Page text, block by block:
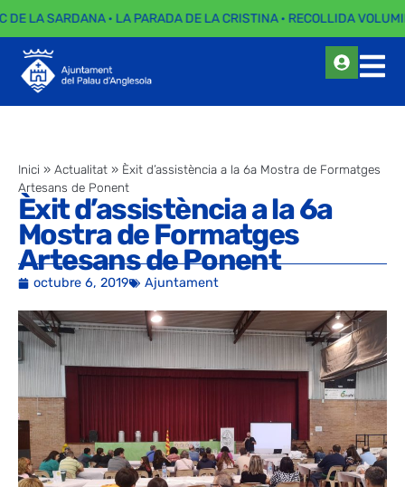
DE LA SARDANA · LA PARADA DE LA CRISTINA · RECOLLIDA
Inici » Actualitat » Èxit d’assistència a la 6a Mostra de Formatges
Artesans de Ponent
Èxit d’assistència a la 6a
Mostra de Formatges
Artesans de Ponent
octubre 6, 2019 Ajuntament